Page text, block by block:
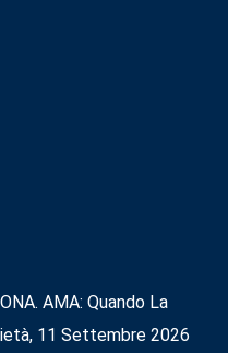
AMA: Quando La
11 Settembre 2026